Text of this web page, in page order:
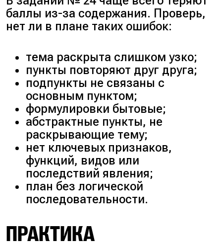
баллы из-за содержания. Проверь,
нет ли в плане таких ошибок:
тема раскрыта слишком узко;
пункты повторяют друг друга;
подпункты не связаны с
основным пунктом;
формулировки бытовые;
абстрактные пункты, не
раскрывающие тему;
нет ключевых признаков,
функций, видов или
последствий явления;
план без логической
последовательности.
ПРАКТИКА